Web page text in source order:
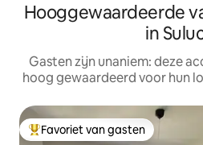
Hooggewaardeerde
in
Gasten zijn unaniem: deze
hoog gewaardeerd voor hun
Topfavoriet van gasten
Favoriet van gasten